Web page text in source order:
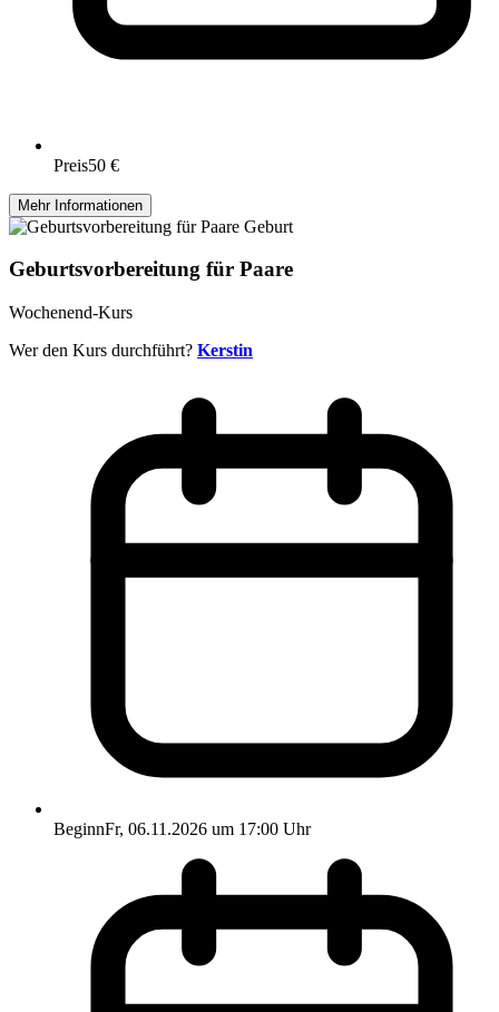
Preis50 €
Mehr Informationen
Geburt
Geburtsvorbereitung für Paare
Wochenend-Kurs
Wer den Kurs durchführt? Kerstin
BeginnFr, 06.11.2026 um 17:00 Uhr